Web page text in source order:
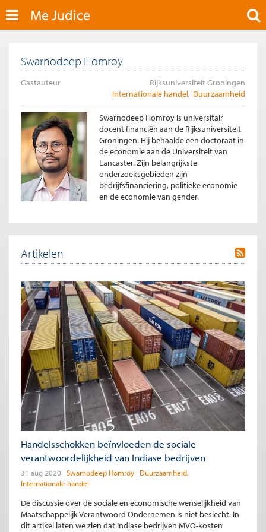
Me Judice
Swarnodeep Homroy
Gastauteur
Rijksuniversiteit Groningen
Internationale handel Duurzaamheid
Swarnodeep Homroy is universitair
docent financiën aan de Rijksuniversiteit
Groningen. Hij behaalde een doctoraat in
de economie aan de Universiteit van
Lancaster. Zijn belangrijkste
onderzoeksgebieden zijn
bedrijfsfinanciering, politieke economie
en de economie van gender.
Artikelen
Handelsschokken beïnvloeden de sociale
verantwoordelijkheid van Indiase bedrijven
31 aug 2020 Swarnodeep Homroy
Duurzaamheid
Internationale handel
De discussie over de sociale en economische wenselijkheid van
Maatschappelijk Verantwoord Ondernemen is niet beslecht. In
dit artikel laten we zien dat Indiase bedrijven MVO-kosten